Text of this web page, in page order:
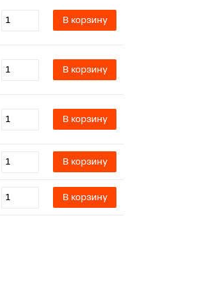
В корзину
В корзину
В корзину
В корзину
В корзину